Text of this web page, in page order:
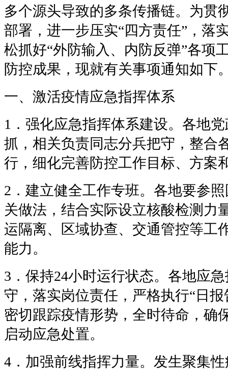
多个源头导致的多条传播链。为贯
部署，进一步压实“四方责任”，落
松抓好“外防输入、内防反弹”各项
防控成果，现就有关事项通知如下
一、激活疫情应急指挥体系
1．强化应急指挥体系建设。各地
抓，相关负责同志分兵把守，整合
行，细化完善防控工作目标、方案
2．建立健全工作专班。各地要参
关做法，结合实际设立核酸检测力
运隔离、区域协查、交通管控等工
能力。
3．保持24小时运行状态。各地应
守，落实岗位责任，严格执行“日报
密切跟踪疫情形势，全时待命，确
启动应急处置。
4．加强前线指挥力量。发生聚集